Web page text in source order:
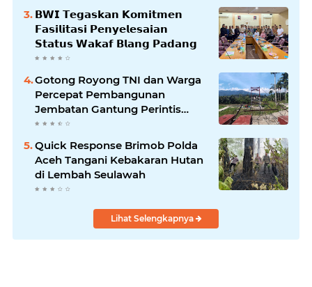
𝗕𝗪𝗜 𝗧𝗲𝗴𝗮𝘀𝗸𝗮𝗻 𝗞𝗼𝗺𝗶𝘁𝗺𝗲𝗻
𝗙𝗮𝘀𝗶𝗹𝗶𝘁𝗮𝘀𝗶 𝗣𝗲𝗻𝘆𝗲𝗹𝗲𝘀𝗮𝗶𝗮𝗻
𝗦𝘁𝗮𝘁𝘂𝘀 𝗪𝗮𝗸𝗮𝗳 𝗕𝗹𝗮𝗻𝗴 𝗣𝗮𝗱𝗮𝗻𝗴
Gotong Royong TNI dan Warga
Percepat Pembangunan
Jembatan Gantung Perintis
Kuta Ujung Aceh Tenggara
Quick Response Brimob Polda
Aceh Tangani Kebakaran Hutan
di Lembah Seulawah
Lihat Selengkapnya